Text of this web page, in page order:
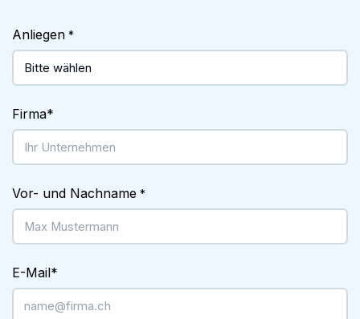
Anliegen *
Firma*
Vor- und Nachname *
E-Mail*